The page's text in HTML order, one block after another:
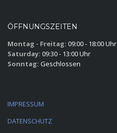
ÖFFNUNGSZEITEN
Montag - Freitag: 09:00 - 18:00 Uhr
Saturday: 09:30 - 13:00 Uhr
Sonntag: Geschlossen
IMPRESSUM
DATENSCHUTZ